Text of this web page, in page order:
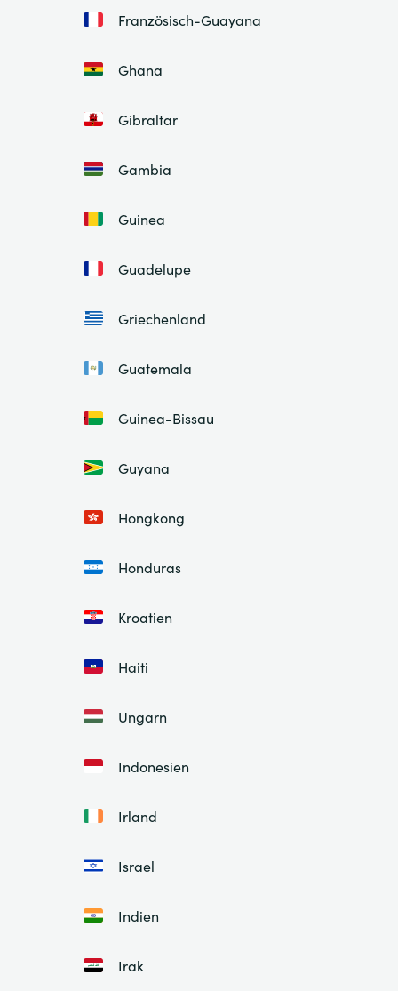
Französisch-Guayana
Ghana
Gibraltar
Gambia
Guinea
Guadelupe
Griechenland
Guatemala
Guinea-Bissau
Guyana
Hongkong
Honduras
Kroatien
Haiti
Ungarn
Indonesien
Irland
Israel
Indien
Irak